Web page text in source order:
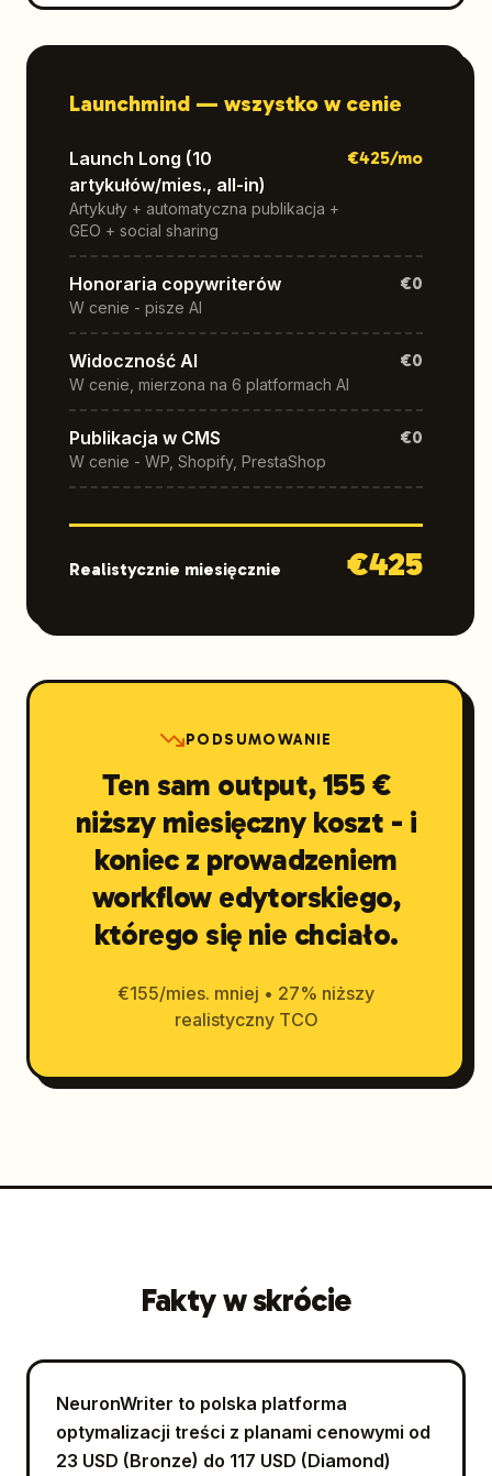
Launchmind — wszystko w cenie
Launch Long (10
artykułów/mies., all-in)
Artykuły + automatyczna publikacja +
GEO + social sharing
€425/mo
Honoraria copywriterów
W cenie - pisze AI
€0
Widoczność AI
W cenie, mierzona na 6 platformach AI
€0
Publikacja w CMS
W cenie - WP, Shopify, PrestaShop
€0
Realistycznie miesięcznie €425
PODSUMOWANIE
Ten sam output, 155 €
niższy miesięczny koszt - i
koniec z prowadzeniem
workflow edytorskiego,
którego się nie chciało.
€155/mies. mniej • 27% niższy
realistyczny TCO
Fakty w skrócie
NeuronWriter to polska platforma
optymalizacji treści z planami cenowymi od
23 USD (Bronze) do 117 USD (Diamond)